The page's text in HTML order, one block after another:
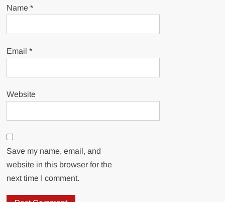
Name*
Email*
Website
Save my name, email, and
website in this browser for the
next time I comment.